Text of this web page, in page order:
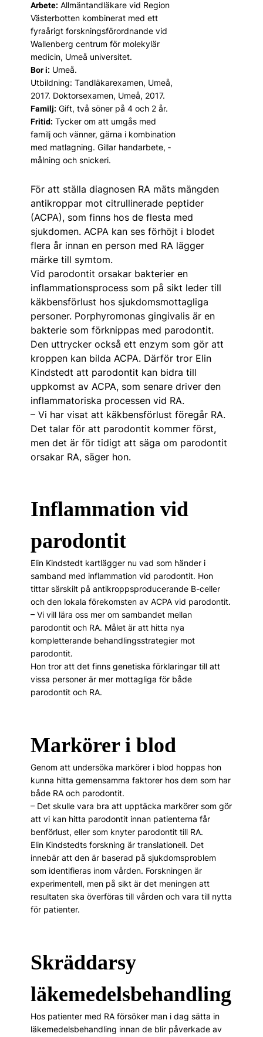
Arbete: Allmäntandläkare vid Region
Västerbotten kombinerat med ett
fyraårigt forskningsförordnande vid
Wallenberg centrum för molekylär
medicin, Umeå universitet.
Bor i: Umeå.
Utbildning: Tand­läkar­examen, Umeå,
2017. Doktorsexamen, Umeå, 2017.
Familj: Gift, två söner på 4 och 2 år.
Fritid: Tycker om att umgås med
familj och vänner, gärna i kombination
med matlagning. ­Gillar handarbete, ­
målning och snickeri.
För att ställa diagnosen RA mäts mängden
antikroppar mot citrullinerade peptider
(ACPA), som finns hos de flesta med
sjukdomen. ACPA kan ses förhöjt i blodet
flera år innan en person med RA lägger
märke till symtom.
Vid parodontit orsakar bakterier en
inflammationsprocess som på sikt leder till
käkbensförlust hos sjukdomsmottagliga
personer. Porphyromonas gingivalis är en
bakterie som förknippas med parodontit.
Den uttrycker också ett enzym som gör att
kroppen kan bilda ACPA. Därför tror Elin
Kindstedt att parodontit kan bidra till
uppkomst av ACPA, som senare driver den
inflammatoriska processen vid RA.
– Vi har visat att käkbensförlust föregår RA.
Det talar för att parodontit kommer först,
men det är för tidigt att säga om parodontit
orsakar RA, säger hon.
Inflammation vid
parodontit
Elin Kindstedt kartlägger nu vad som händer i
samband med inflammation vid parodontit. Hon
tittar särskilt på antikroppsproducerande B-celler
och den lokala förekomsten av ACPA vid parodontit.
– Vi vill lära oss mer om sambandet mellan
parodontit och RA. Målet är att hitta nya
kompletterande behandlingsstrategier mot
parodontit.
Hon tror att det finns genetiska förklaringar till att
vissa personer är mer mottagliga för både
parodontit och RA.
Markörer i blod
Genom att undersöka markörer i blod hoppas hon
kunna hitta gemensamma faktorer hos dem som har
både RA och parodontit.
– Det skulle vara bra att upptäcka markörer som gör
att vi kan hitta parodontit innan patienterna får
benförlust, eller som knyter parodontit till RA.
Elin Kindstedts forskning är translationell. Det
innebär att den är baserad på sjukdomsproblem
som identifieras inom vården. Forskningen är
experimentell, men på sikt är det meningen att
resultaten ska över­föras till vården och vara till nytta
för patienter.
Skräddarsy
läkemedelsbehandling
Hos patienter med RA försöker man i dag sätta in
läkemedelsbehandling innan de blir påverkade av